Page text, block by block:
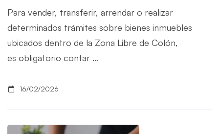
Para vender, transferir, arrendar o realizar
determinados trámites sobre bienes inmuebles
ubicados dentro de la Zona Libre de Colón,
es obligatorio contar …
16/02/2026